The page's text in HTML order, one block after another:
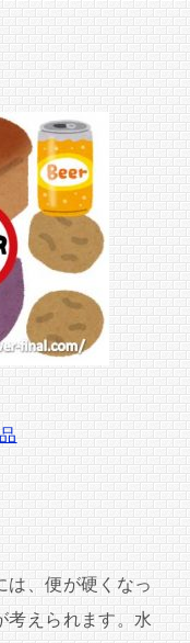
は、便が硬くなっ
考えられます。水